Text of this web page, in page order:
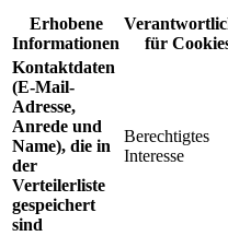
Erhobene
Informationen
für
Kontaktdaten
(E-Mail-
Adresse,
Anrede und
Name), die in
der
Verteilerliste
gespeichert
sind
Berechtigtes
Interesse